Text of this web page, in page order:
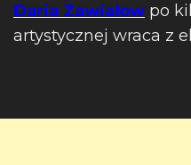
Daria Zawiałow po
artystycznej wraca z